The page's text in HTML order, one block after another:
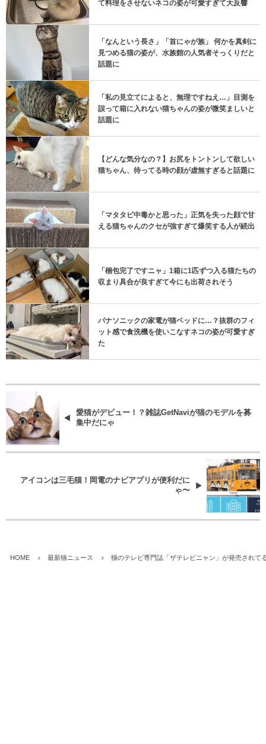
て料理をさせないネコの姿が可愛すぎて大反響
「なんという長さ」「首にゃが族」 何かを真剣に
見つめる猫の姿が、水族館の人気者そっくりだと
話題に
「私の見立てによると、無理ですねえ…」目測を
誤って箱に入れない猫ちゃんの姿が微笑ましいと
話題に
【どんな気分なの？】お尻をトントンして欲しい
猫ちゃん、待ってる時の顔が虚無すぎると話題に
「マタタビ中毒かと思った」正気を失った顔で甘
える猫ちゃんのクセが強すぎて爆笑する人が続出
「梱包完了ですニャ」1箱に1匹ずつ入る猫たちの
収まり具合が良すぎて今にも出荷されそう
パナソニックの家電が猫ベッドに…？抜群のフィ
ット感で食洗機を使いこなすネコの姿が可愛すぎ
た
愛猫がデビュー！？雑誌GetNaviが猫のモデルを募
集中だにゃ
アイコンは三毛猫！岡電のナビアプリが便利だに
ゃ〜
HOME 最新猫ニュース 猫のテレビ専門誌「ザテレビニャン」が発売されて